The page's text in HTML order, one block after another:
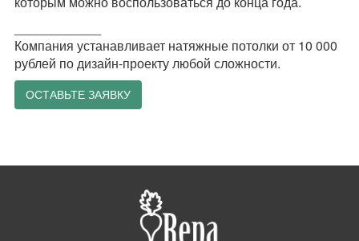
Компания устанавливает натяжные потолки от 10 000
рублей по дизайн-проекту любой сложности.
ОСТАВЬТЕ ЗАЯВКУ